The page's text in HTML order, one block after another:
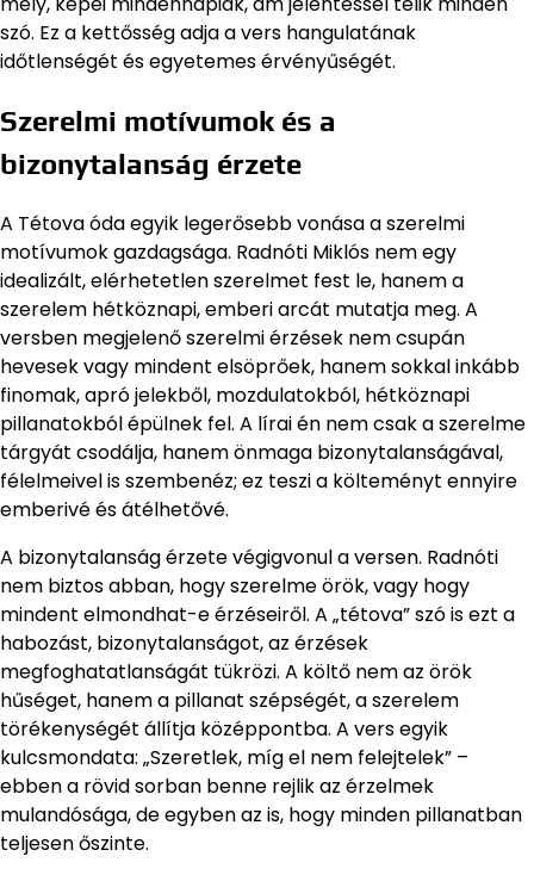
szó. Ez a kettősség adja a vers hangulatának
időtlenségét és egyetemes érvényűségét.
Szerelmi motívumok és a
bizonytalanság érzete
A Tétova óda egyik legerősebb vonása a szerelmi
motívumok gazdagsága. Radnóti Miklós nem egy
idealizált, elérhetetlen szerelmet fest le, hanem a
szerelem hétköznapi, emberi arcát mutatja meg. A
versben megjelenő szerelmi érzések nem csupán
hevesek vagy mindent elsöprőek, hanem sokkal inkább
finomak, apró jelekből, mozdulatokból, hétköznapi
pillanatokból épülnek fel. A lírai én nem csak a szerelme
tárgyát csodálja, hanem önmaga bizonytalanságával,
félelmeivel is szembenéz; ez teszi a költeményt ennyire
emberivé és átélhetővé.
A bizonytalanság érzete végigvonul a versen. Radnóti
nem biztos abban, hogy szerelme örök, vagy hogy
mindent elmondhat-e érzéseiről. A „tétova” szó is ezt a
habozást, bizonytalanságot, az érzések
megfoghatatlanságát tükrözi. A költő nem az örök
hűséget, hanem a pillanat szépségét, a szerelem
törékenységét állítja középpontba. A vers egyik
kulcsmondata: „Szeretlek, míg el nem felejtelek” –
ebben a rövid sorban benne rejlik az érzelmek
mulandósága, de egyben az is, hogy minden pillanatban
teljesen őszinte.